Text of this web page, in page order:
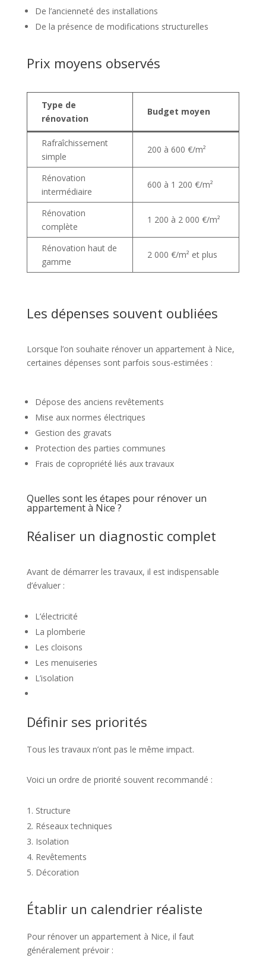
De l’ancienneté des installations
De la présence de modifications structurelles
Prix moyens observés
Type de
rénovation
Budget moyen
Rafraîchissement
simple
200 à 600 €/m²
Rénovation
intermédiaire
600 à 1 200 €/m²
Rénovation
complète
1 200 à 2 000 €/m²
Rénovation haut de
gamme
2 000 €/m² et plus
Les dépenses souvent oubliées
Lorsque l’on souhaite rénover un appartement à Nice,
certaines dépenses sont parfois sous-estimées :
Dépose des anciens revêtements
Mise aux normes électriques
Gestion des gravats
Protection des parties communes
Frais de copropriété liés aux travaux
Quelles sont les étapes pour rénover un
appartement à Nice ?
Réaliser un diagnostic complet
Avant de démarrer les travaux, il est indispensable
d’évaluer :
L’électricité
La plomberie
Les cloisons
Les menuiseries
L’isolation
Définir ses priorités
Tous les travaux n’ont pas le même impact.
Voici un ordre de priorité souvent recommandé :
Structure
Réseaux techniques
Isolation
Revêtements
Décoration
Établir un calendrier réaliste
Pour rénover un appartement à Nice, il faut
généralement prévoir :